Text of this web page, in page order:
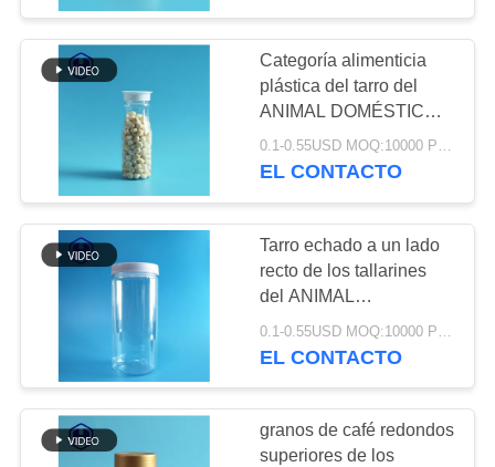
MAPA
DEL
POLÍTICA
DE
PRIVACIDAD
Botella del ANIMAL
DOMÉSTICO de la
salsa
10
Envases de plástico
de IML
Categoría alimenticia
plástica del tarro del
ANIMAL DOMÉSTICO
hermético de 205ml 7oz
para las barras de
0.1-0.55USD MOQ:10000 PCS
EL CONTACTO
Tarro echado a un lado
recto de los tallarines
del ANIMAL
DOMÉSTICO plástico
claro de las pastas
EL CONTACTO
granos de café redondos
superiores de los